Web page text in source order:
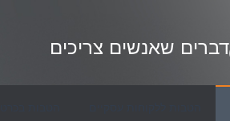
דברים שאנשים צריכים